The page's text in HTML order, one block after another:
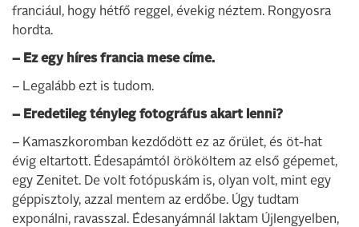
franciául, hogy hétfő reggel, évekig néztem. Rongyosra
hordta.
– Ez egy híres francia mese címe.
– Legalább ezt is tudom.
– Eredetileg tényleg fotográfus akart lenni?
– Kamaszkoromban kezdődött ez az őrület, és öt-hat
évig eltartott. Édesapámtól örököltem az első gépemet,
egy Zenitet. De volt fotópuskám is, olyan volt, mint egy
géppisztoly, azzal mentem az erdőbe. Úgy tudtam
exponálni, ravasszal. Édesanyámnál laktam Újlengyelben,